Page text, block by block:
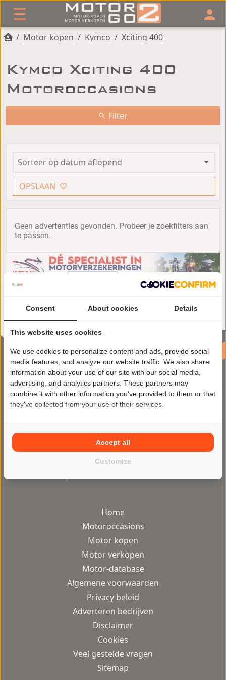
/ Motor kopen / Kymco / Xciting 400
Kymco Xciting 400
Motoroccasions
Filter
OPSLAAN
Geen advertenties gevonden. Probeer je zoekfilters aan
te passen.
Motor2Go maakt het kopen en
verkopen van motoren makkelijker
dan ooit op het meest veilige en
gebruiksvriendelijke motor occasion
Home
Motoroccasions
Motor kopen
Motor verkopen
Motor-database
Algemene voorwaarden
Privacy beleid
Adverteren bedrijven
Disclaimer
Cookies
Veel gestelde vragen
Sitemap
Consent About cookies Details
This website uses cookies
We use cookies to personalize content and ads, provide social
media features, and analyze our website traffic. We also share
information about your use of our site with our social media,
advertising, and analytics partners. These partners may
combine it with other information you've provided to them or that
they've collected from your use of their services.
Customize
Accept all